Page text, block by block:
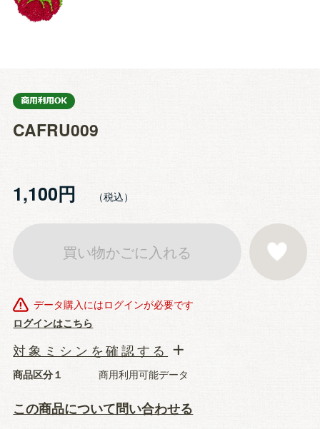
CAFRU009
1,100円
データ購入にはログインが必要です
買い物かごに入れる
ログインはこちら
お気に入りに登
商品区分１ 商用利用可能データ
この商品について問い合わせる
対象ミシンを確認する